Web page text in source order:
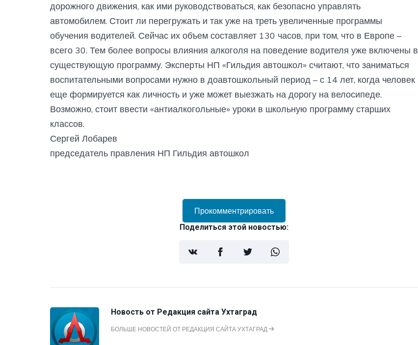
дорожного движения, как ими руководствоваться, как безопасно управлять
автомобилем. Стоит ли перегружать и так уже на треть увеличенные программы
обучения водителей. Сейчас их объем составляет 130 часов, при том, что в Европе –
всего 30. Тем более вопросы влияния алкоголя на поведение водителя уже включены в
существующую программу. Эксперты НП «Гильдия автошкол» считают, что заниматься
воспитательными вопросами нужно в доавтошкольный период – с 14 лет, когда человек
еще формируется как личность и уже может выезжать на дорогу на велосипеде.
Возможно, стоит ввести «антиалкогольные» уроки в школьную программу старших
классов.
Сергей Лобарев
председатель правления НП Гильдия автошкол
Прокомментрировать
Поделиться этой новостью:
Новость от Редакция сайта Ухтаград
БОЛЬШЕ НОВОСТЕЙ ОТ РЕДАКЦИЯ САЙТА УХТАГРАД